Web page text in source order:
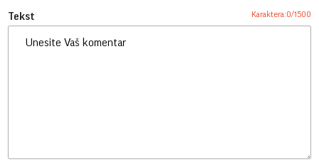
Tekst Karaktera:0/1500